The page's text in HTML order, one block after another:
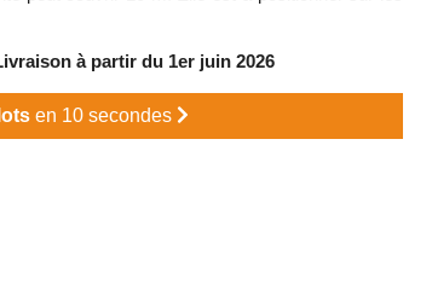
à partir du 1er juin 2026
en 10 secondes